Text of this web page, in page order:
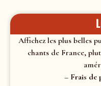
Affichez les plus belles
chants de France,
– Frais de